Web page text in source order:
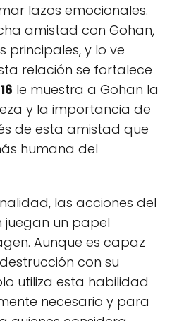
lazos emocionales.
amistad con Gohan,
principales, y lo ve
relación se fortalece
le muestra a Gohan la
y la importancia de
de esta amistad que
humana del
las acciones del
juegan un papel
Aunque es capaz
con su
utiliza esta habilidad
necesario y para